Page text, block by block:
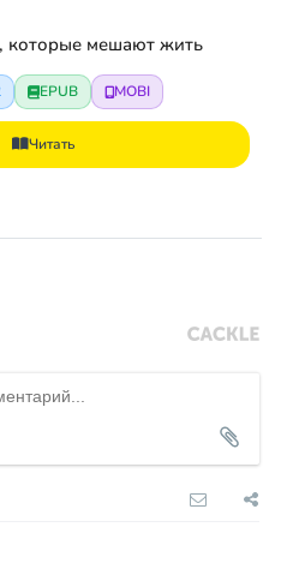
которые мешают жить
EPUB MOBI
Читать